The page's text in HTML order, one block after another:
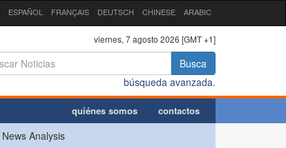
ESPAÑOL FRANÇAIS DEUTSCH CHINESE ARABIC
viernes, 7 agosto 2026 [GMT +1]
Busca
búsqueda avanzada.
quiénes somos contactos
News Analysis